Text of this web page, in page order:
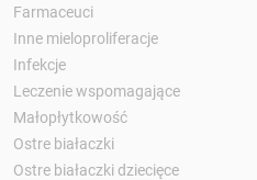
Farmaceuci
Inne mieloproliferacje
Infekcje
Leczenie wspomagające
Małopłytkowość
Ostre białaczki
Ostre białaczki dziecięce